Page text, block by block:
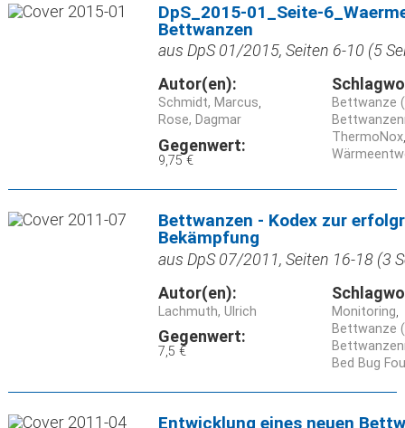
DpS_2015-01_Seite-
Bettwanzen
aus DpS 01/2015, Seiten 6-10 (5
Autor(en):
Schmidt, Marcus
Rose, Dagmar
Gegenwert:
9,75 €
Bettwanze
ThermoNox
Bettwanzen - Kodex zur
Bekämpfung
aus DpS 07/2011, Seiten 16-18 (3
Autor(en):
Lachmuth, Ulrich
Gegenwert:
7,5 €
Monitoring
Bettwanze
Bed Bug
Entwicklung eines neuen